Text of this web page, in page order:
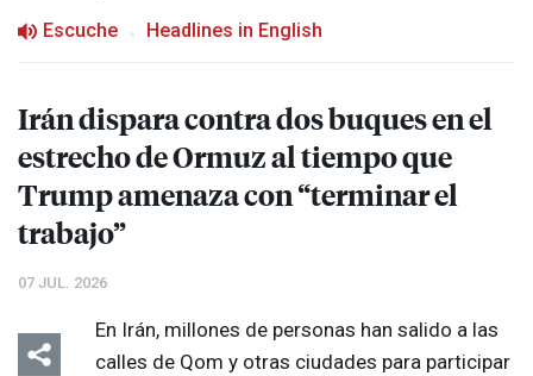
Escuche Headlines in English
Irán dispara contra dos buques en el
estrecho de Ormuz al tiempo que
Trump amenaza con “terminar el
trabajo”
07 JUL. 2026
En Irán, millones de personas han salido a las
calles de Qom y otras ciudades para participar